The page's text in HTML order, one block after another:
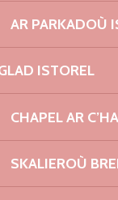
AR PARKADOÙ
ISTOREL
CHAPEL AR
SKALIEROÙ